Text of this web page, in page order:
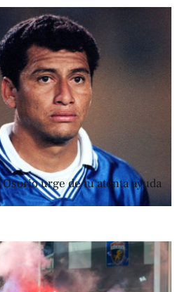
urge de tu atenta ayuda